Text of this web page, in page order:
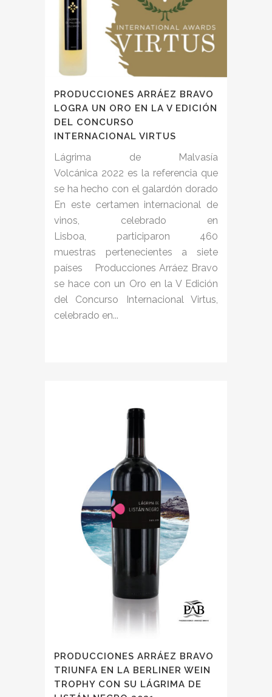
PRODUCCIONES ARRÁEZ BRAVO
LOGRA UN ORO EN LA V EDICIÓN
DEL CONCURSO
INTERNACIONAL VIRTUS
Lágrima de Malvasía
Volcánica 2022 es la referencia que
se ha hecho con el galardón dorado
En este certamen internacional de
vinos, celebrado en
Lisboa, participaron 460
muestras pertenecientes a siete
países Producciones Arráez Bravo
se hace con un Oro en la V Edición
del Concurso Internacional Virtus,
celebrado en...
PRODUCCIONES ARRÁEZ BRAVO
TRIUNFA EN LA BERLINER WEIN
TROPHY CON SU LÁGRIMA DE